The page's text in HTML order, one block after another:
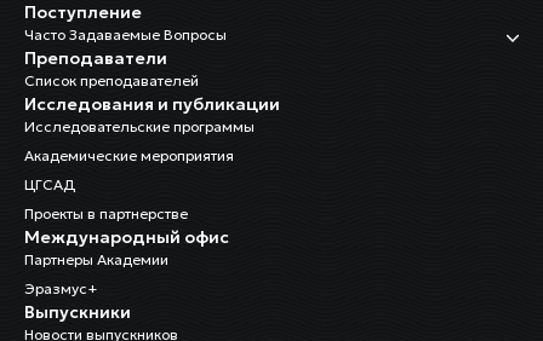
Поступление
Часто Задаваемые Вопросы
Преподаватели
Список преподавателей
Исследования и публикации
Исследовательские программы
Академические мероприятия
ЦГСАД
Проекты в партнерстве
Международный офис
Партнеры Академии
Эразмус+
Выпускники
Новости выпускников